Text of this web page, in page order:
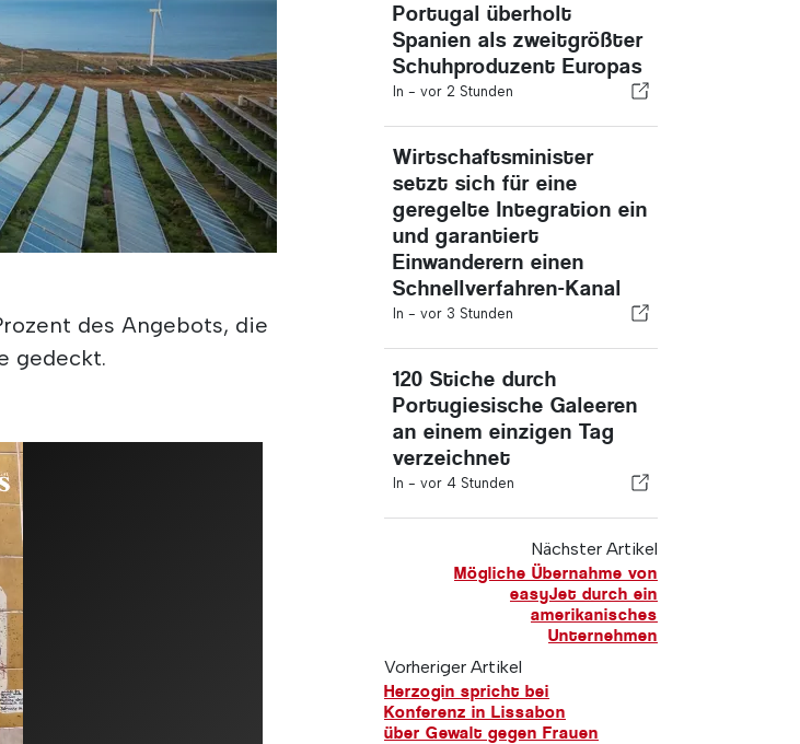
des Angebots, die
gedeckt.
Portugal überholt
Spanien als zweitgrößter
Schuhproduzent Europas
In - vor 2 Stunden
Wirtschaftsminister
setzt sich für eine
geregelte Integration ein
und garantiert
Einwanderern einen
Schnellverfahren-Kanal
In - vor 3 Stunden
120 Stiche durch
Portugiesische Galeeren
an einem einzigen Tag
verzeichnet
In - vor 4 Stunden
Nächster Artikel
Mögliche Übernahme von
easyJet durch ein
amerikanisches
Unternehmen
Vorheriger Artikel
Herzogin spricht bei
Konferenz in Lissabon
über Gewalt gegen Frauen